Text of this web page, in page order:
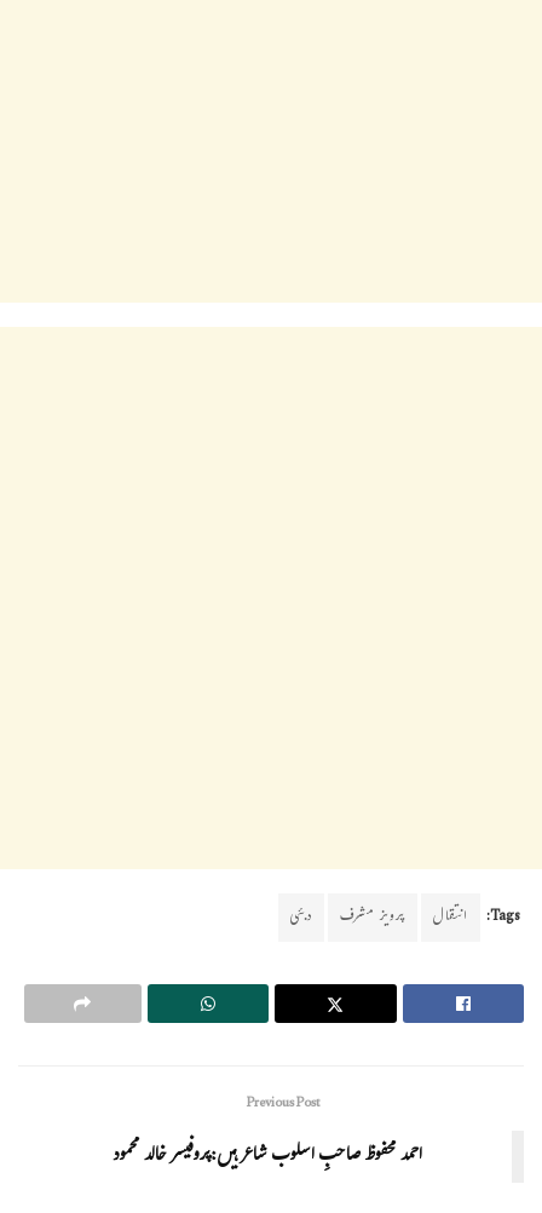
Tags: انتقال پرویز مشرف دبئی
Previous Post
احمد محفوظ صاحبِ اسلوب شاعر ہیں:پروفیسر خالد محمود